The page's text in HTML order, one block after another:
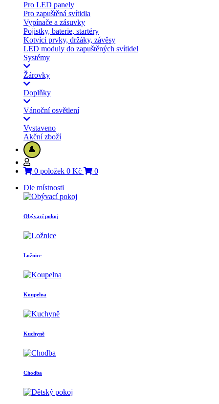
Pro LED panely
Pro zapuštěná svítidla
Vypínače a zásuvky
Pojistky, baterie, startéry
Kotvící prvky, držáky, závěsy
LED moduly do zapuštěných svítidel
Systémy
Žárovky
Doplňky
Vánoční osvětlení
Vystaveno
Akční zboží
👤
0 položek 0 Kč
0
Dle místnosti
Obývací pokoj
Ložnice
Koupelna
Kuchyně
Chodba